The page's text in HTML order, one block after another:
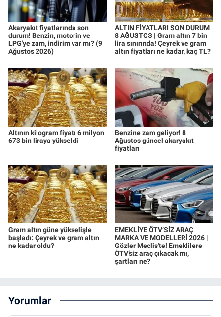
Akaryakıt fiyatlarında son
durum! Benzin, motorin ve
LPG'ye zam, indirim var mı? (9
Ağustos 2026)
ALTIN FİYATLARI SON DURUM
8 AĞUSTOS | Gram altın 7 bin
lira sınırında! Çeyrek ve gram
altın fiyatları ne kadar, kaç TL?
Altının kilogram fiyatı 6 milyon
673 bin liraya yükseldi
Benzine zam geliyor! 8
Ağustos güncel akaryakıt
fiyatları
Gram altın güne yükselişle
başladı: Çeyrek ve gram altın
ne kadar oldu?
EMEKLİYE ÖTV’SİZ ARAÇ
MARKA VE MODELLERİ 2026 |
Gözler Meclis'te! Emeklilere
ÖTV’siz araç çıkacak mı,
şartları ne?
Yorumlar